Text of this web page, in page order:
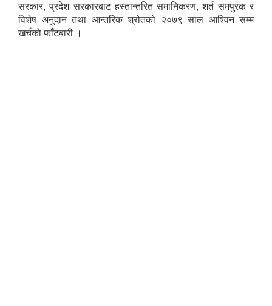
सरकार, प्रदेश सरकारबाट हस्तान्तरित समानिकरण, शर्त समपुरक र
विशेष अनुदान तथा आन्तरिक श्रोतको २०७९ साल आश्‍विन सम्म
खर्चको फाँटबारी ।